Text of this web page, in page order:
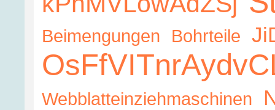
Beimengungen Bohrteile
Webblatteinziehmaschinen